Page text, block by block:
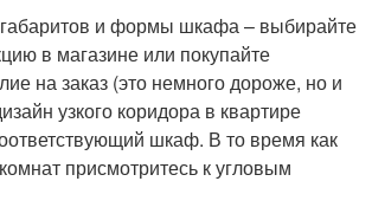
габаритов и формы шкафа – выбирайте
в магазине или покупайте
на заказ (это немного дороже, но и
узкого коридора в квартире
шкаф. В то время как
присмотритесь к угловым